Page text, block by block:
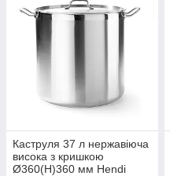
Каструля 37 л нержавіюча
висока з кришкою
Ø360(Н)360 мм Hendi